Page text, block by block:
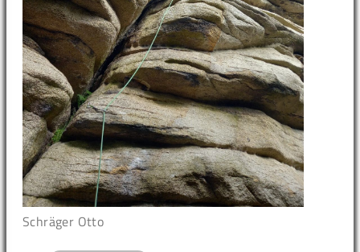
Schräger Otto